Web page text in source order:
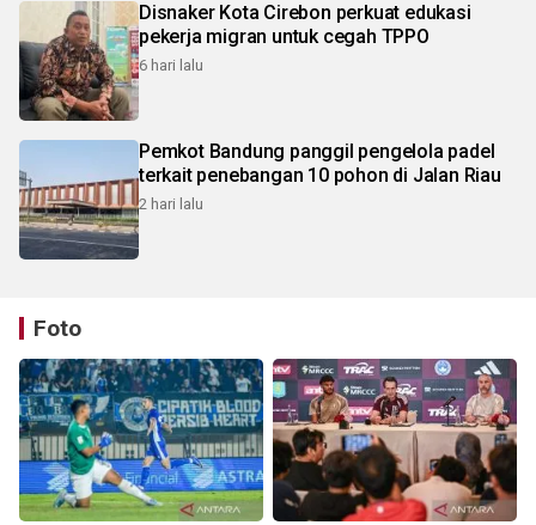
Disnaker Kota Cirebon perkuat edukasi
pekerja migran untuk cegah TPPO
6 hari lalu
Pemkot Bandung panggil pengelola padel
terkait penebangan 10 pohon di Jalan Riau
2 hari lalu
Foto